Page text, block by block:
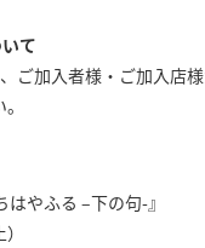
て
ご加入者様・ご加入店
はやふる –下の句-』